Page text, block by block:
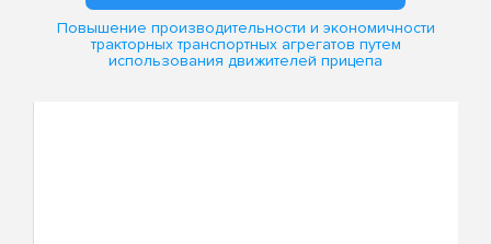
Повышение производительности и экономичности
тракторных транспортных агрегатов путем
использования движителей прицепа